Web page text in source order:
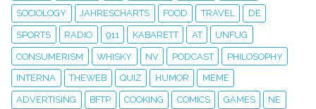
SOCIOLOGY JAHRESCHARTS FOOD TRAVEL DE
SPORTS RADIO 911 KABARETT AT UNFUG
CONSUMERISM WHISKY NV PODCAST PHILOSOPHY
INTERNA THEWEB QUIZ HUMOR MEME
ADVERTISING BFTP COOKING COMICS GAMES NE